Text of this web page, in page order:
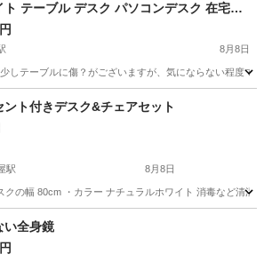
ブル デスク パソコンデスク 在宅用
し
8月8日
しテーブルに傷？がございますが、気にならない程度で
駅 テーブル
ント付きデスク&チェアセット
駅 8月8日
クの幅 80cm ・カラー ナチュラルホワイト 消毒など清潔
軒茶屋駅
い全身鏡